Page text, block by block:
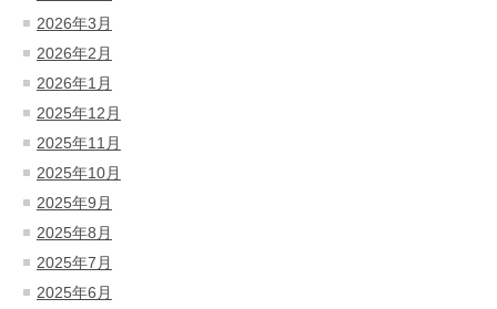
2026年3月
2026年2月
2026年1月
2025年12月
2025年11月
2025年10月
2025年9月
2025年8月
2025年7月
2025年6月